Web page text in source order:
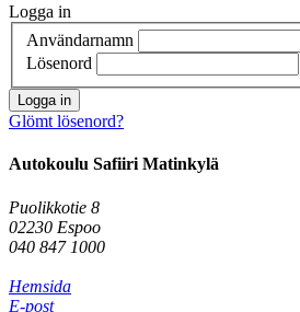
Logga in
Användarnamn
Lösenord
Logga in
Glömt lösenord?
Autokoulu Safiiri Matinkylä
Puolikkotie 8
02230 Espoo
040 847 1000
Hemsida
E-post